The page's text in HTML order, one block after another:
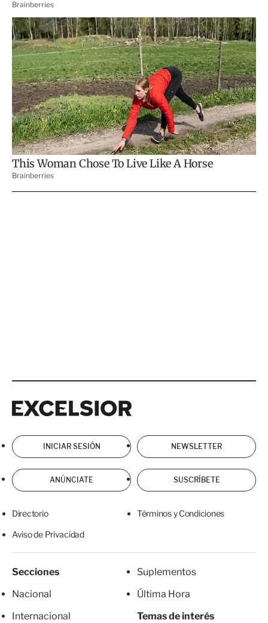
INICIAR SESIÓN NEWSLETTER
ANÚNCIATE SUSCRÍBETE
Directorio Términos y Condiciones
Aviso de Privacidad
Secciones
Nacional
Internacional
Suplementos
Última Hora
Temas de interés